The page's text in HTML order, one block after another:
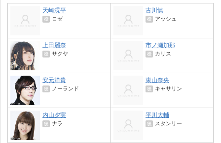
天崎滉平
役 ロゼ
古川慎
役 アッシュ
上田麗奈
役 サクヤ
市ノ瀬加那
役 カリス
安元洋貴
役 ノーランド
東山奈央
役 キャサリン
内山夕実
役 ナラ
平川大輔
役 スタンリー